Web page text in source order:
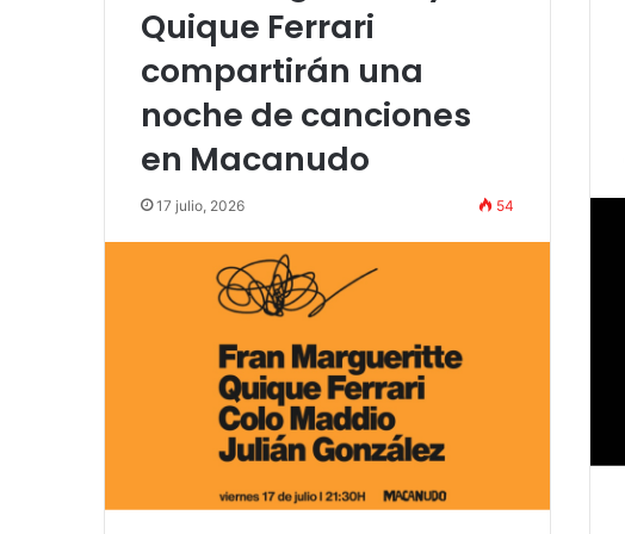
Quique Ferrari
compartirán una
noche de canciones
en Macanudo
17 julio, 2026 54
Amigos»